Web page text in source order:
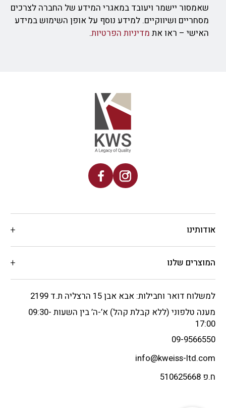
שאמסור יישמר ויעובד במאגרי המידע של החברה לצרכים
מסחריים ושיווקיים. למידע נוסף על אופן השימוש במידע
האישי – ראו את מדיניות הפרטיות.
אודותינו
המוצרים שלנו
למשלוח דואר וחבילות: אבא אבן 15 הרצליה ת.ד 2199
מענה טלפוני (ללא קבלת קהל) א’-ה’ בין השעות 09:30-
17:00
09-9566550
info@kweiss-ltd.com
ח.פ 510625668